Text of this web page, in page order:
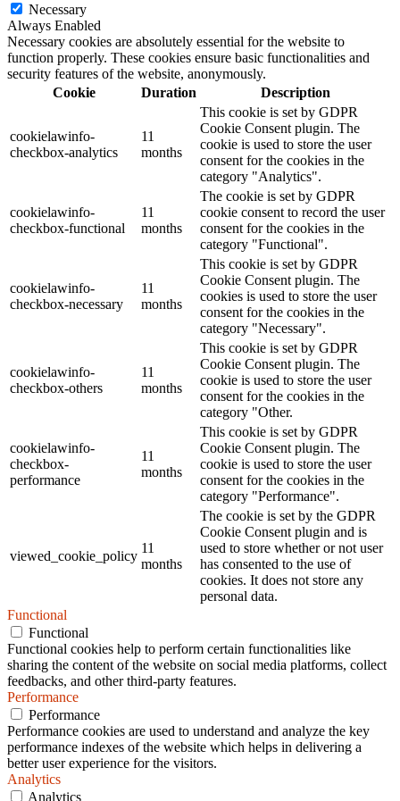
Necessary
Always Enabled
Necessary cookies are absolutely essential for the website to
function properly. These cookies ensure basic functionalities and
security features of the website, anonymously.
Cookie
Duration Description
cookielawinfo-
checkbox-analytics
11
months
This cookie is set by GDPR
Cookie Consent plugin. The
cookie is used to store the user
consent for the cookies in the
category "Analytics".
cookielawinfo-
checkbox-functional
11
months
The cookie is set by GDPR
cookie consent to record the user
consent for the cookies in the
category "Functional".
cookielawinfo-
checkbox-necessary
11
months
This cookie is set by GDPR
Cookie Consent plugin. The
cookies is used to store the user
consent for the cookies in the
category "Necessary".
cookielawinfo-
checkbox-others
11
months
This cookie is set by GDPR
Cookie Consent plugin. The
cookie is used to store the user
consent for the cookies in the
category "Other.
cookielawinfo-
checkbox-
performance
11
months
This cookie is set by GDPR
Cookie Consent plugin. The
cookie is used to store the user
consent for the cookies in the
category "Performance".
viewed_cookie_policy
11
months
The cookie is set by the GDPR
Cookie Consent plugin and is
used to store whether or not user
has consented to the use of
cookies. It does not store any
personal data.
Functional
Functional
Functional cookies help to perform certain functionalities like
sharing the content of the website on social media platforms, collect
feedbacks, and other third-party features.
Performance
Performance
Performance cookies are used to understand and analyze the key
performance indexes of the website which helps in delivering a
better user experience for the visitors.
Analytics
Analytics